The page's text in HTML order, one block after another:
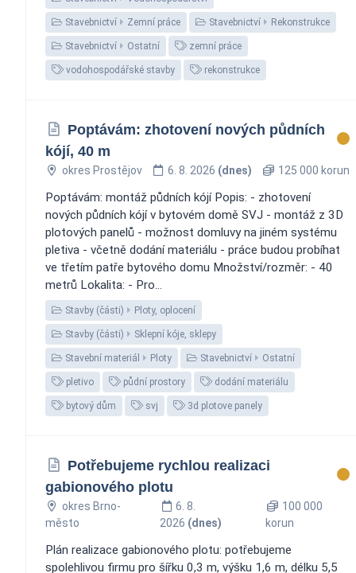
Stavebnictví Zemní práce Stavebnictví Rekonstrukce
Stavebnictví Ostatní zemní práce
vodohospodářské stavby rekonstrukce
Poptávám: zhotovení nových půdních
kójí, 40 m
okres Prostějov 6. 8. 2026 (dnes) 125 000 korun
Poptávám: montáž půdních kójí Popis: - zhotovení
nových půdních kójí v bytovém domě SVJ - montáž z 3D
plotových panelů - možnost domluvy na jiném systému
pletiva - včetně dodání materiálu - práce budou probíhat
ve třetím patře bytového domu Množství/rozměr: - 40
metrů Lokalita: - Pro...
Stavby (části) Ploty, oplocení
Stavby (části) Sklepní kóje, sklepy
Stavební materiál Ploty Stavebnictví Ostatní
pletivo půdní prostory dodání materiálu
bytový dům svj 3d plotove panely
Potřebujeme rychlou realizaci
gabionového plotu
okres Brno-
město
6. 8.
2026 (dnes)
100 000
korun
Plán realizace gabionového plotu: potřebujeme
spolehlivou firmu pro šířku 0,3 m, výšku 1,6 m, délku 5,5